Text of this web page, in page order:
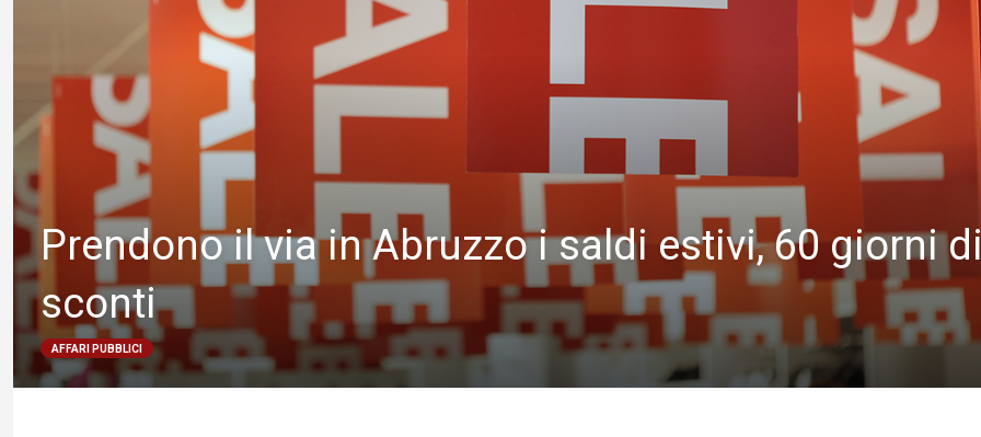
Prendono il via in Abruzzo i saldi estivi, 60 giorni
sconti
AFFARI PUBBLICI